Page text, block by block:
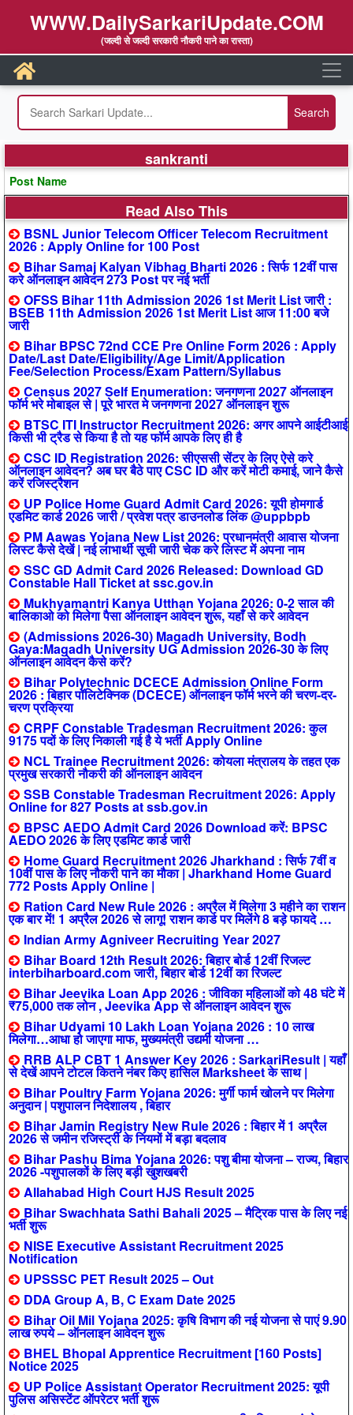
WWW.DailySarkariUpdate.COM
(जल्दी से जल्दी सरकारी नौकरी पाने का रास्ता)
sankranti
Post Name
Read Also This
BSNL Junior Telecom Officer Telecom Recruitment
2026 : Apply Online for 100 Post
Bihar Samaj Kalyan Vibhag Bharti 2026 : सिर्फ 12वीं पास
करे ऑनलाइन आवेदन 273 Post पर नई भर्ती
OFSS Bihar 11th Admission 2026 1st Merit List जारी :
BSEB 11th Admission 2026 1st Merit List आज 11:00 बजे
जारी
Bihar BPSC 72nd CCE Pre Online Form 2026 : Apply
Date/Last Date/Eligibility/Age Limit/Application
Fee/Selection Process/Exam Pattern/Syllabus
Census 2027 Self Enumeration: जनगणना 2027 ऑनलाइन
फॉर्म भरे मोबाइल से | पूरे भारत मे जनगणना 2027 ऑनलाइन शुरू
BTSC ITI Instructor Recruitment 2026: अगर आपने आईटीआई
किसी भी ट्रैड से किया है तो यह फॉर्म आपके लिए ही है
CSC ID Registration 2026: सीएससी सेंटर के लिए ऐसे करे
ऑनलाइन आवेदन? अब घर बैठे पाए CSC ID और करें मोटी कमाई, जाने कैसे
करें रजिस्ट्रैशन
UP Police Home Guard Admit Card 2026: यूपी होमगार्ड
एडमिट कार्ड 2026 जारी / प्रवेश पत्र डाउनलोड लिंक @uppbpb
PM Aawas Yojana New List 2026: प्रधानमंत्री आवास योजना
लिस्ट कैसे देखें | नई लाभार्थी सूची जारी चेक करे लिस्ट में अपना नाम
SSC GD Admit Card 2026 Released: Download GD
Constable Hall Ticket at ssc.gov.in
Mukhyamantri Kanya Utthan Yojana 2026: 0-2 साल की
बालिकाओ को मिलेगा पैसा ऑनलाइन आवेदन शुरू, यहाँ से करे आवेदन
(Admissions 2026-30) Magadh University, Bodh
Gaya:Magadh University UG Admission 2026-30 के लिए
ऑनलाइन आवेदन कैसे करें?
Bihar Polytechnic DCECE Admission Online Form
2026 : बिहार पॉलिटेक्निक (DCECE) ऑनलाइन फॉर्म भरने की चरण-दर-
चरण प्रक्रिया
CRPF Constable Tradesman Recruitment 2026: कुल
9175 पदों के लिए निकाली गई है ये भर्ती Apply Online
NCL Trainee Recruitment 2026: कोयला मंत्रालय के तहत एक
प्रमुख सरकारी नौकरी की ऑनलाइन आवेदन
SSB Constable Tradesman Recruitment 2026: Apply
Online for 827 Posts at ssb.gov.in
BPSC AEDO Admit Card 2026 Download करें: BPSC
AEDO 2026 के लिए एडमिट कार्ड जारी
Home Guard Recruitment 2026 Jharkhand : सिर्फ 7वीं व
10वीं पास के लिए नौकरी पाने का मौका | Jharkhand Home Guard
772 Posts Apply Online |
Ration Card New Rule 2026 : अप्रैल में मिलेगा 3 महीने का राशन
एक बार में! 1 अप्रैल 2026 से लागू! राशन कार्ड पर मिलेंगे 8 बड़े फायदे …
Indian Army Agniveer Recruiting Year 2027
Bihar Board 12th Result 2026: बिहार बोर्ड 12वीं रिजल्ट
interbiharboard.com जारी, बिहार बोर्ड 12वीं का रिजल्ट
Bihar Jeevika Loan App 2026 : जीविका महिलाओं को 48 घंटे में
₹75,000 तक लोन , Jeevika App से ऑनलाइन आवेदन शुरू
Bihar Udyami 10 Lakh Loan Yojana 2026 : 10 लाख
मिलेगा…आधा हो जाएगा माफ, मुख्यमंत्री उद्यमी योजना …
RRB ALP CBT 1 Answer Key 2026 : SarkariResult | यहाँ
से देखें आपने टोटल कितने नंबर किए हासिल Marksheet के साथ |
Bihar Poultry Farm Yojana 2026: मुर्गी फार्म खोलने पर मिलेगा
अनुदान | पशुपालन निदेशालय , बिहार
Bihar Jamin Registry New Rule 2026 : बिहार में 1 अप्रैल
2026 से जमीन रजिस्ट्री के नियमों में बड़ा बदलाव
Bihar Pashu Bima Yojana 2026: पशु बीमा योजना – राज्य, बिहार
2026 -पशुपालकों के लिए बड़ी खुशखबरी
Allahabad High Court HJS Result 2025
Bihar Swachhata Sathi Bahali 2025 – मैट्रिक पास के लिए नई
भर्ती शुरू
NISE Executive Assistant Recruitment 2025
Notification
UPSSSC PET Result 2025 – Out
DDA Group A, B, C Exam Date 2025
Bihar Oil Mil Yojana 2025: कृषि विभाग की नई योजना से पाएं 9.90
लाख रुपये – ऑनलाइन आवेदन शुरू
BHEL Bhopal Apprentice Recruitment [160 Posts]
Notice 2025
UP Police Assistant Operator Recruitment 2025: यूपी
पुलिस असिस्टेंट ऑपरेटर भर्ती शुरू